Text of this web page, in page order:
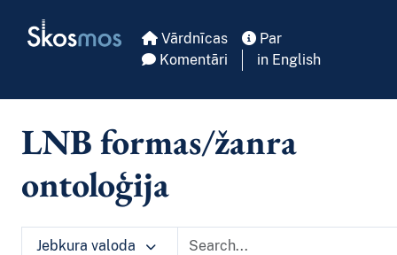
Skosmos Vārdnīcas
Par
Komentāri
in English
LNB formas/žanra
ontoloģija
Jebkura valoda